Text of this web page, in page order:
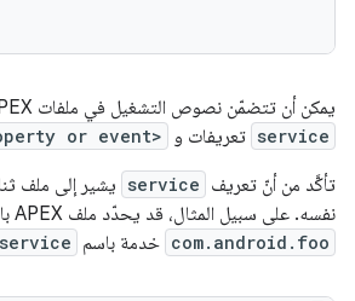
يمكن أن تتضمّن نصوص التشغيل في ملفات APEX الخاصة بالمورّد
service تعريفات و or event>
تأكَّد من أنّ تعريف service
نفسه. على سبيل المثال، قد يحدّد ملف APEX باسم
com.android.foo خدمة باسم